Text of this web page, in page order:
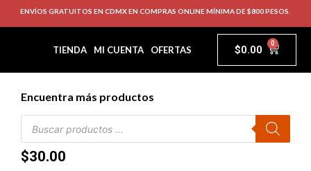
ENVÍOS GRATUITOS EN CDMX EN COMPRAS ONLINE MÍNIMA DE $800 PESOS.
TIENDA MI CUENTA OFERTAS $0.00 0
Encuentra más productos
$30.00